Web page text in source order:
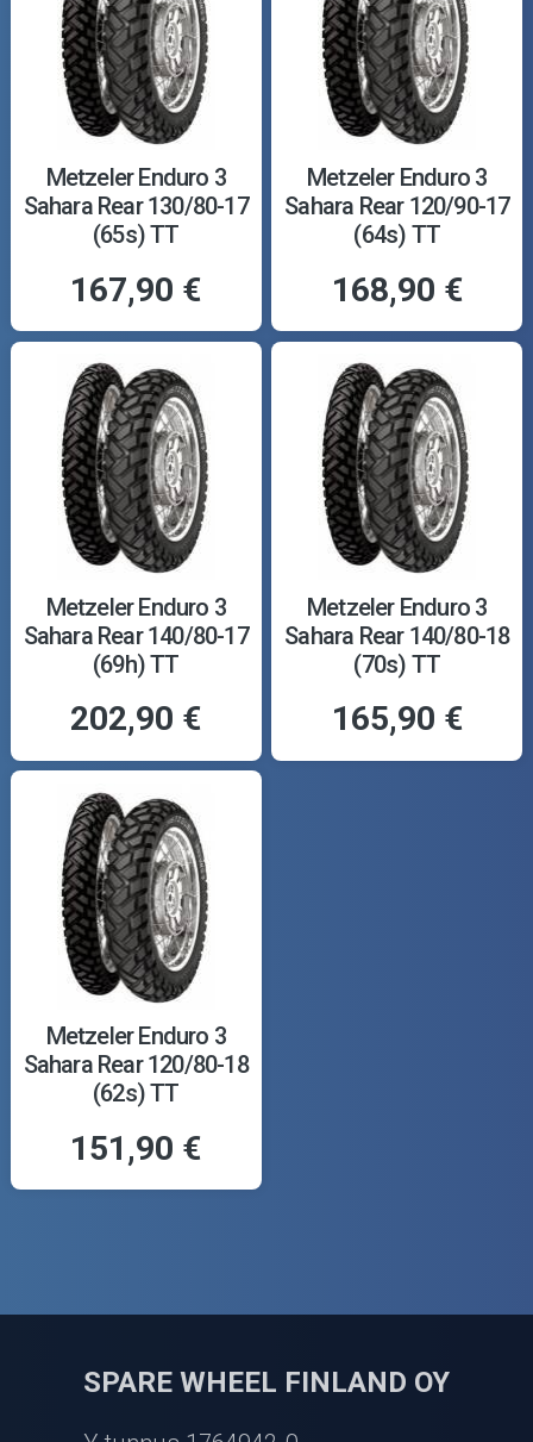
Metzeler Enduro 3
Sahara Rear 130/80-17
(65s) TT
167,90 €
Metzeler Enduro 3
Sahara Rear 120/90-17
(64s) TT
168,90 €
Metzeler Enduro 3
Sahara Rear 140/80-17
(69h) TT
202,90 €
Metzeler Enduro 3
Sahara Rear 140/80-18
(70s) TT
165,90 €
Metzeler Enduro 3
Sahara Rear 120/80-18
(62s) TT
151,90 €
SPARE WHEEL FINLAND OY